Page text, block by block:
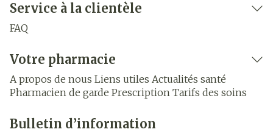
Service à la clientèle
FAQ
Votre pharmacie
A propos de nous Liens utiles Actualités santé
Pharmacien de garde Prescription Tarifs des soins
Bulletin d’information